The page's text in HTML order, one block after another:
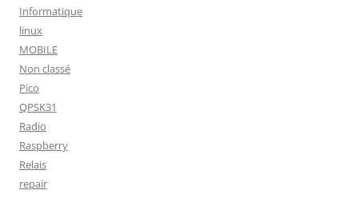
Informatique
linux
MOBILE
Non classé
Pico
QPSK31
Radio
Raspberry
Relais
repair